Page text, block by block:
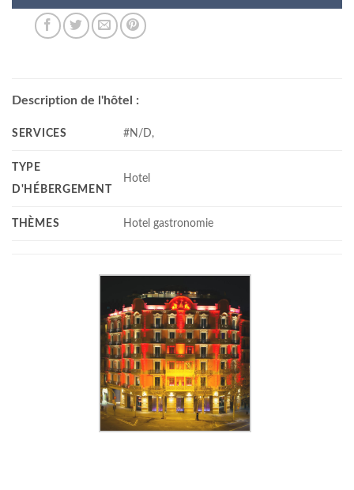
Description de l'hôtel :
SERVICES #N/D,
TYPE
D'HÉBERGEMENT
Hotel
THÈMES Hotel gastronomie